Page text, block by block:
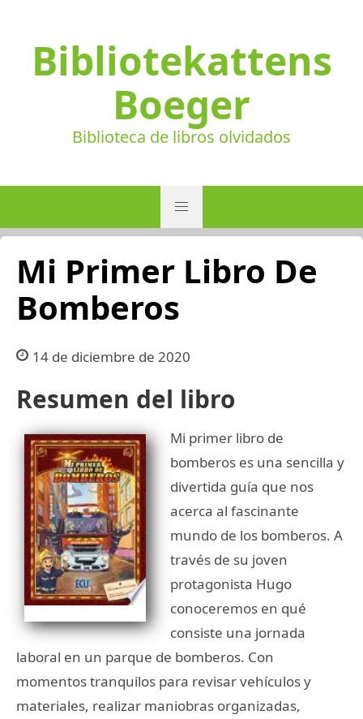
Bibliotekattens
Boeger
Biblioteca de libros olvidados
Mi Primer Libro De
Bomberos
14 de diciembre de 2020
Resumen del libro
Mi primer libro de
bomberos es una sencilla y
divertida guía que nos
acerca al fascinante
mundo de los bomberos. A
través de su joven
protagonista Hugo
conoceremos en qué
consiste una jornada
laboral en un parque de bomberos. Con
momentos tranquilos para revisar vehículos y
materiales, realizar maniobras organizadas,